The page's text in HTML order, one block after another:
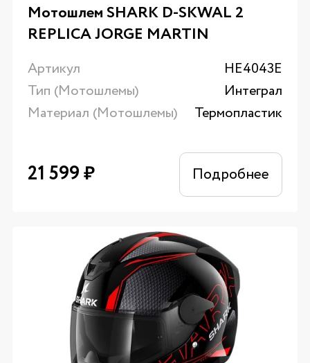
Мотошлем SHARK D-SKWAL 2
REPLICA JORGE MARTIN
Артикул
HE4043E
Тип (Мотошлемы)
Интеграл
Материал (Мотошлемы)
Термопластик
21 599₽ Подробнее